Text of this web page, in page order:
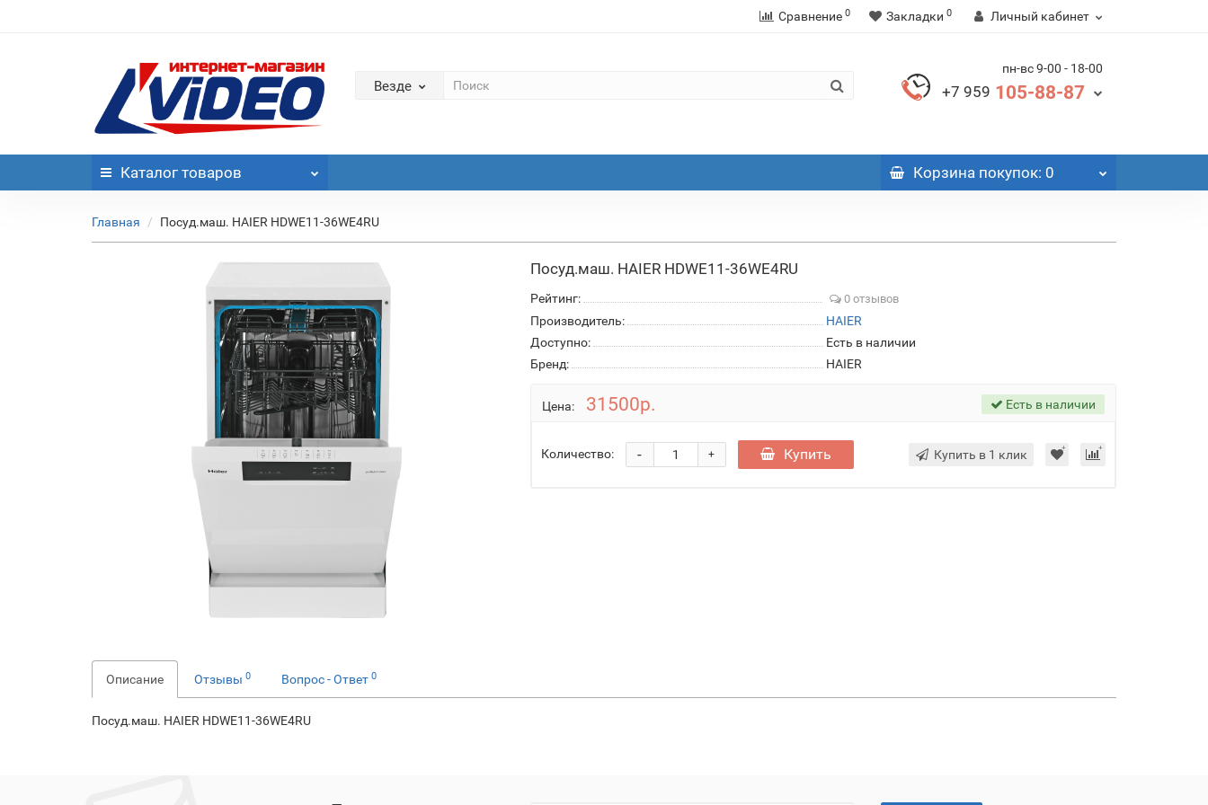
Сравнение 0 Закладки 0 Личный кабинет
Везде
пн-вс 9-00 - 18-00
+7 959 105-88-87
Каталог товаров Корзинапокупок: 0
Главная Посуд.маш. HAIER HDWE11-36WE4RU
Посуд.маш. HAIER HDWE11-36WE4RU
Рейтинг: 0 отзывов
Производитель:
HAIER
Доступно:
Есть в наличии
Бренд:
HAIER
Цена: 31500р. Есть в наличии
Количество: +
- Купить Купить в 1 клик
Описание Отзывы 0 Вопрос - Ответ 0
Посуд.маш. HAIER HDWE11-36WE4RU